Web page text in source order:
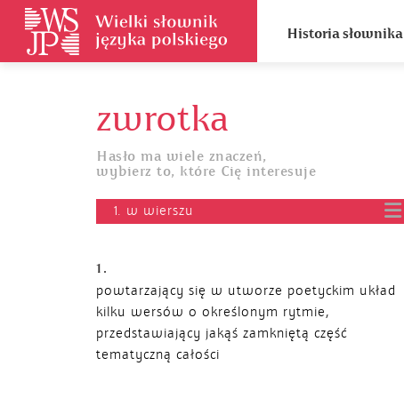
Historia słownika
zwrotka
Hasło ma wiele znaczeń,
wybierz to, które Cię interesuje
1. w wierszu
1.
powtarzający się w utworze poetyckim układ
kilku wersów o określonym rytmie,
przedstawiający jakąś zamkniętą część
tematyczną całości